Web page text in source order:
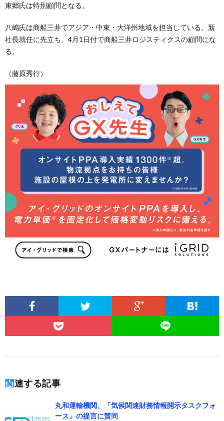
東郷氏は特別顧問となる。
八嶋氏は商船三井でアジア・中東・大洋州地域を担当している。新
社長就任に先立ち、4月1日付で商船三井ロジスティクスの顧問にな
る。
（藤原秀行）
関連する記事
丸和運輸機関、「気候関連財務情報開示タスクフォ
ース」の提言に賛同